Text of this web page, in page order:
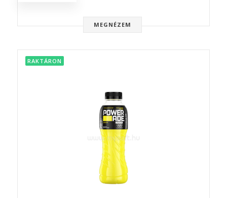
MEGNÉZEM
RAKTÁRON